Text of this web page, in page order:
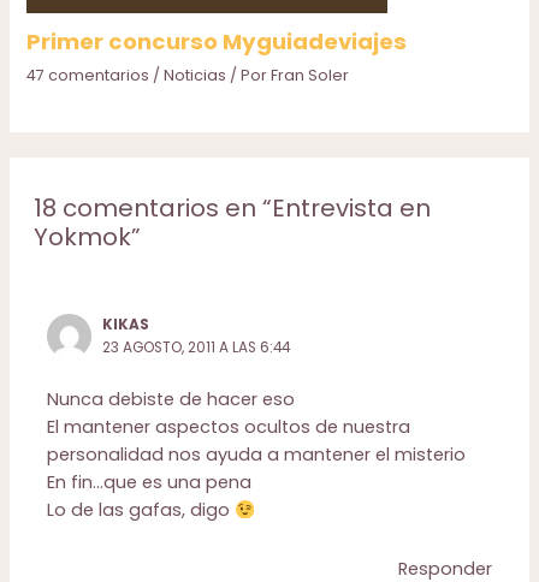
Primer concurso Myguiadeviajes
47 comentarios /Noticias / PorFran Soler
18 comentarios en “Entrevista en
Yokmok”
KIKAS
23 AGOSTO, 2011 A LAS 6:44
Nunca debiste de hacer eso
El mantener aspectos ocultos de nuestra
personalidad nos ayuda a mantener el misterio
En fin…que es una pena
Lo de las gafas, digo
Responder